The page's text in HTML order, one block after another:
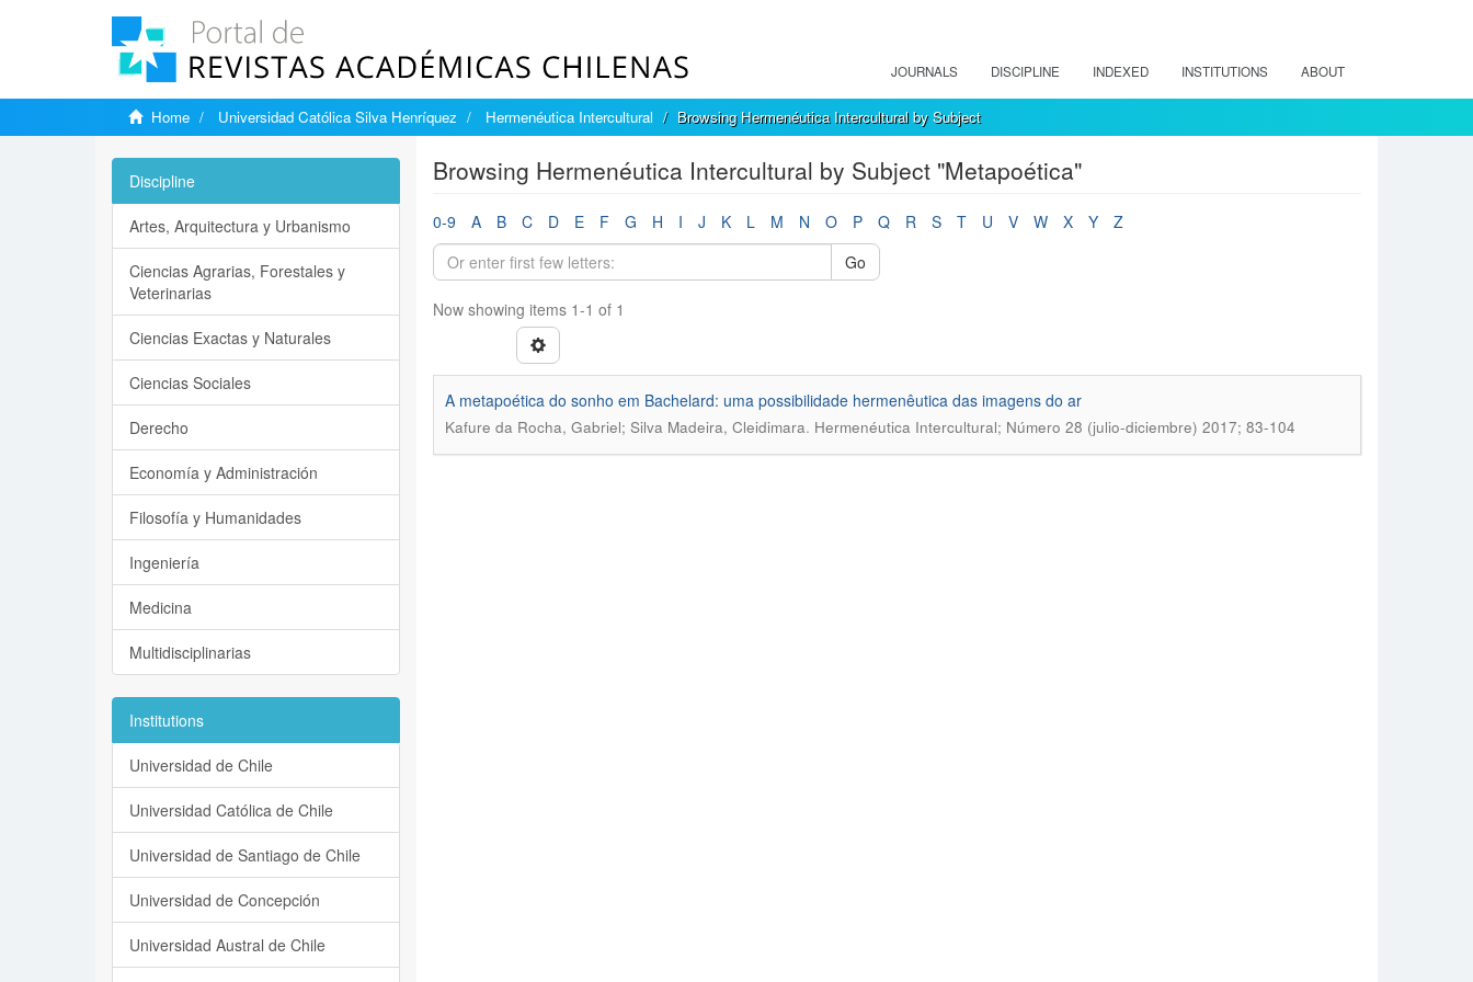
JOURNALS DISCIPLINE INDEXED INSTITUTIONS ABOUT
Home Universidad Católica Silva Henríquez Hermenéutica Intercultural Browsing Hermenéutica Intercultural by Subject
Browsing Hermenéutica Intercultural by Subject "Metapoética"
0-9 A B C D E F G H I J K L M N O P Q R S T U V W X Y
Z
Go
Now showing items 1-1 of 1
A metapoética do sonho em Bachelard: uma possibilidade hermenêutica das imagens do ar
Kafure da Rocha, Gabriel; Silva Madeira, Cleidimara. Hermenéutica Intercultural; Número 28 (julio-diciembre) 2017; 83-104
Discipline
Artes, Arquitectura y Urbanismo
Ciencias Agrarias, Forestales y
Veterinarias
Ciencias Exactas y Naturales
Ciencias Sociales
Derecho
Economía y Administración
Filosofía y Humanidades
Ingeniería
Medicina
Multidisciplinarias
Institutions
Universidad de Chile
Universidad Católica de Chile
Universidad de Santiago de Chile
Universidad de Concepción
Universidad Austral de Chile